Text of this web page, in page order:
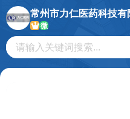
常州市力仁医药科技有
微